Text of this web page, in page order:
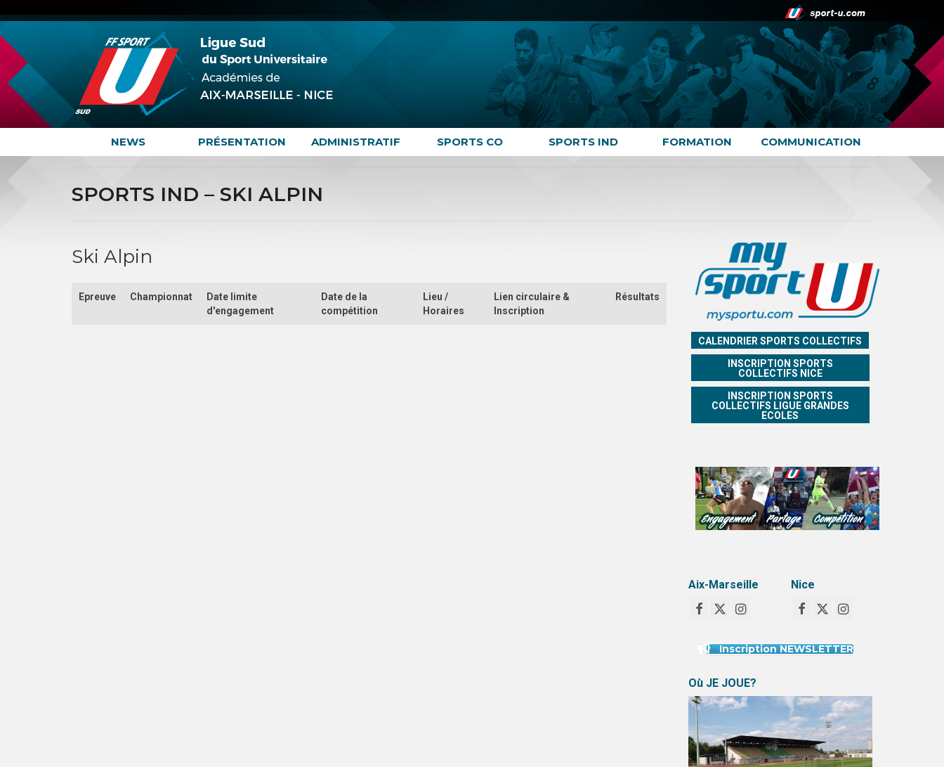
NEWS PRÉSENTATION ADMINISTRATIF SPORTS CO SPORTS IND FORMATION COMMUNICATION
SPORTS IND – SKI ALPIN
Ski Alpin
Epreuve Championnat
Date limite
d'engagement
Date de la
compétition
Lieu /
Horaires
Lien circulaire &
Inscription
Résultats
CALENDRIER SPORTS COLLECTIFS
INSCRIPTION SPORTS
COLLECTIFS NICE
INSCRIPTION SPORTS
COLLECTIFS LIGUE GRANDES
ECOLES
Aix-Marseille Nice
Inscription NEWSLETTER
Où JE JOUE?